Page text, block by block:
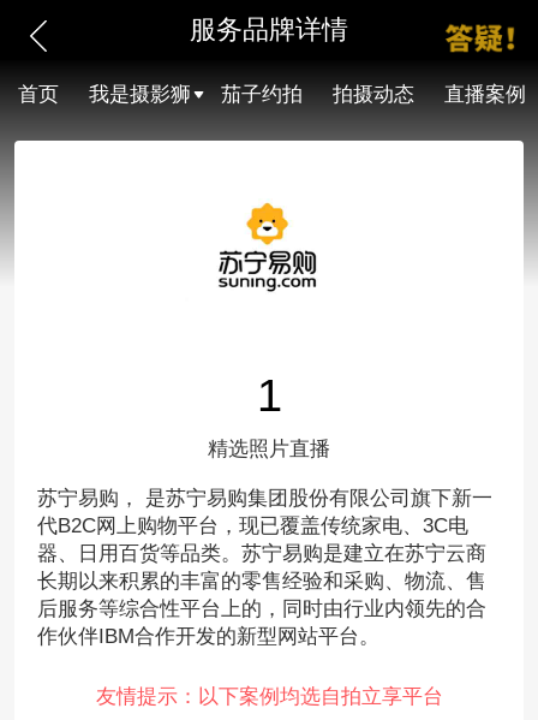
服务品牌详情
首页 我是摄影狮 茄子约拍 拍摄动态 直播案例
1
精选照片直播
苏宁易购， 是苏宁易购集团股份有限公司旗下新一
代B2C网上购物平台，现已覆盖传统家电、3C电
器、日用百货等品类。苏宁易购是建立在苏宁云商
长期以来积累的丰富的零售经验和采购、物流、售
后服务等综合性平台上的，同时由行业内领先的合
作伙伴IBM合作开发的新型网站平台。
友情提示：以下案例均选自拍立享平台